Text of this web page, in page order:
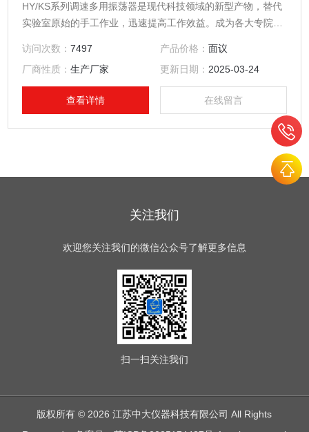
HY/KS系列调速多用振荡器是现代科技领域的新型产物，替代
实验室原始的手工作业，迅速提高工作效益。成为各大专院
实验室的理想设备。随着世界科学技术水平的不断提高，广大
科研工作人员对实验室基础仪器的需求也出现了日新月异的变
化，为此我厂根据用户各方面要求，研制并生产了HY-5回旋式
振荡器，供广大用户选择。
访问次数：7497 产品价格： 面议
厂商性质：生产厂家 更新日期： 2025-03-24
查看详情 在线留言
关注我们
欢迎您关注我们的微信公众号了解更多信息
扫一扫关注我们
版权所有 © 2026 江苏中大仪器科技有限公司 All Rights